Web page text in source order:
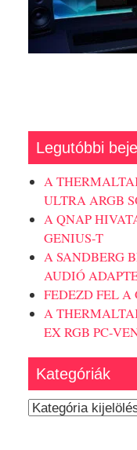
Legutóbbi
A
ULTRA ARGB
A QNAP
GENIUS-T
A SANDBERG
AUDIÓ
FEDEZD FEL A
A
EX RGB PC-
Kategóriák
Kategóriák